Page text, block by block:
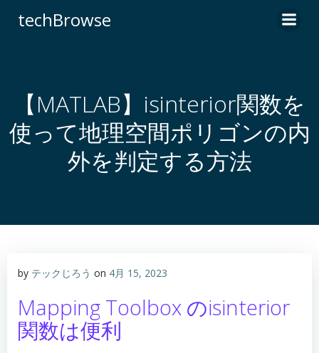
へ
ス
キ
ッ
プ
techBrowse
【MATLAB】isinterior関数を
使って地理空間ポリゴンの内
外を判定する方法
by テックじろう on 4月 15, 2023
Mapping Toolbox のisinterior
関数は便利